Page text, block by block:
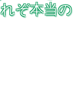
ぞ本当の